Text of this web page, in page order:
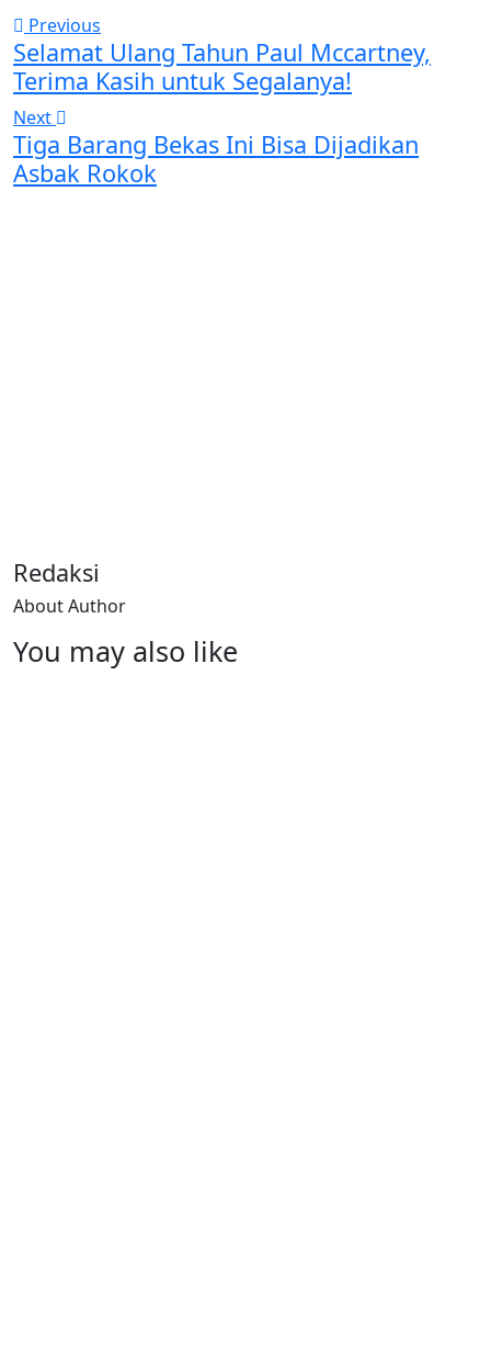
Previous
Selamat Ulang Tahun Paul Mccartney,
Terima Kasih untuk Segalanya!
Next
Tiga Barang Bekas Ini Bisa Dijadikan
Asbak Rokok
Redaksi
About Author
You may also like